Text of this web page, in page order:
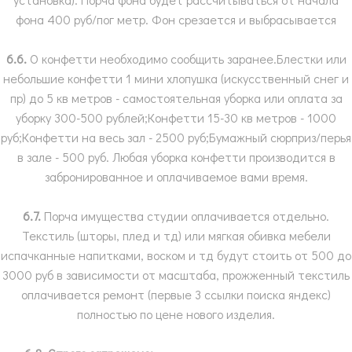
фона 400 руб/пог метр. Фон срезается и выбрасывается
6.6.О конфетти необходимо сообщить заранее.Блестки или
небольшие конфетти 1 мини хлопушка (искусственный снег и
пр) до 5 кв метров - самостоятельная уборка или оплата за
уборку 300-500 рублей;Конфетти 15-30 кв метров - 1000
руб;Конфетти на весь зал - 2500 руб;Бумажный сюрприз/перья
в зале - 500 руб. Любая уборка конфетти производится в
забронированное и оплачиваемое вами время.
6.7. Порча имущества студии оплачивается отдельно.
Текстиль (шторы, плед и тд) или мягкая обивка мебели
испачканные напитками, воском и тд будут стоить от 500 до
3000 руб в зависимости от масштаба, прожженный текстиль
оплачивается ремонт (первые 3 ссылки поиска яндекс)
полностью по цене нового изделия.